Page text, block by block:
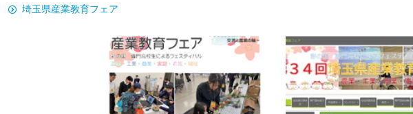
埼玉県産業教育フェア